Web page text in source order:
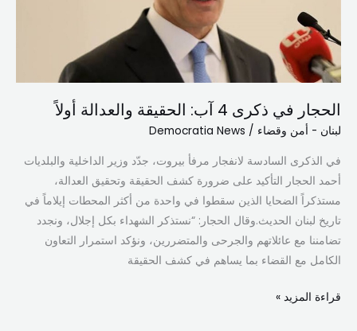
الحجار في ذكرى 4 آب: الحقيقة والعدالة أولاً
لبنان - أمن وقضاء /
Democratia News
في الذكرى السادسة لانفجار مرفأ بيروت، جدّد وزير الداخلية والبلديات
أحمد الحجار التأكيد على ضرورة كشف الحقيقة وتحقيق العدالة،
مستذكراً الضحايا الذين سقطوا في واحدة من أكثر المحطات إيلاماً في
تاريخ لبنان الحديث.وقال الحجار: “نستذكر الشهداء بكل إجلال، ونجدد
تضامننا مع عائلاتهم والجرحى والمتضررين، ونؤكد استمرار التعاون
الكامل مع القضاء بما يساهم في كشف الحقيقة
والعدالة
أولاً
قراءة المزيد »